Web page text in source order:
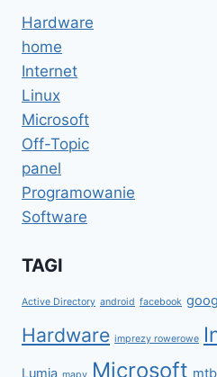
Hardware
home
Internet
Linux
Microsoft
Off-Topic
panel
Programowanie
Software
TAGI
Active Directory android facebook
Hardware imprezy rowerowe
Lumia Microsoft mtb